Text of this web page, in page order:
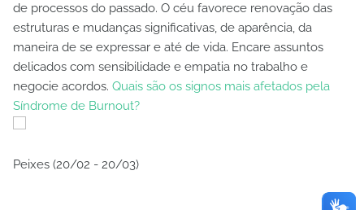
de processos do passado. O céu favorece renovação das
estruturas e mudanças significativas, de aparência, da
maneira de se expressar e até de vida. Encare assuntos
delicados com sensibilidade e empatia no trabalho e
negocie acordos. Quais são os signos mais afetados pela
Síndrome de Burnout?
Peixes (20/02 - 20/03)